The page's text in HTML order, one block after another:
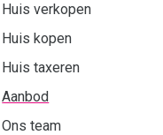
Huis verkopen
Huis kopen
Huis taxeren
Aanbod
Ons team